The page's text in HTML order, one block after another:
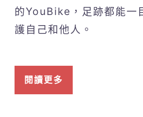
的YouBike，足跡都能一
護自己和他人。
閱讀更多